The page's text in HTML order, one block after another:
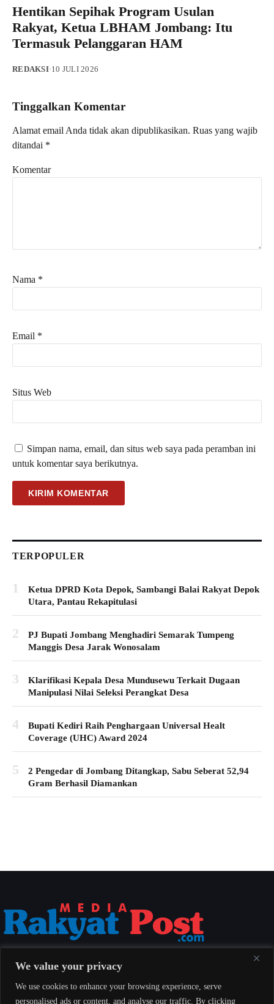
We value your privacy
We use cookies to enhance your browsing experience, serve
personalised ads or content, and analyse our traffic. By clicking
Hentikan Sepihak Program Usulan
Rakyat, Ketua LBHAM Jombang: Itu
Termasuk Pelanggaran HAM
REDAKSI·10 JULI 2026
Tinggalkan Komentar
Alamat email Anda tidak akan dipublikasikan. Ruas yang wajib
ditandai *
Komentar
Nama *
Email *
Situs Web
Simpan nama, email, dan situs web saya pada peramban ini
untuk komentar saya berikutnya.
TERPOPULER
1
Ketua DPRD Kota Depok, Sambangi Balai Rakyat Depok
Utara, Pantau Rekapitulasi
2
PJ Bupati Jombang Menghadiri Semarak Tumpeng
Manggis Desa Jarak Wonosalam
3
Klarifikasi Kepala Desa Mundusewu Terkait Dugaan
Manipulasi Nilai Seleksi Perangkat Desa
4
Bupati Kediri Raih Penghargaan Universal Healt
Coverage (UHC) Award 2024
5
2 Pengedar di Jombang Ditangkap, Sabu Seberat 52,94
Gram Berhasil Diamankan
berimbang untuk seluruh masyarakat Indonesia.